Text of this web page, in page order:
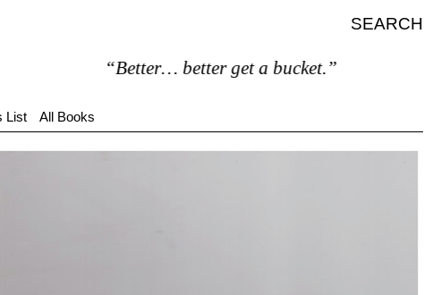
SEARCH
“Better… better get a bucket.”
List All Books